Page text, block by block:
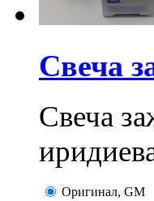
Свеча
Свеча
Оригинал, GM